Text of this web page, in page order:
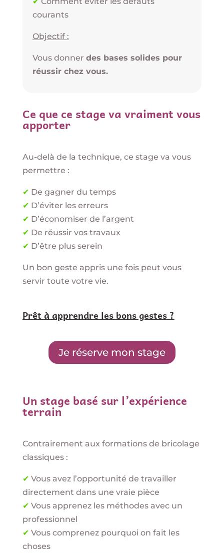
courants
Objectif :
Vous donner des bases solides pour
réussir chez vous.
Ce que ce stage va vraiment vous
apporter
Au-delà de la technique, ce stage va vous
permettre :
✔ De gagner du temps
✔ D’éviter les erreurs
✔ D’économiser de l’argent
✔ De réussir vos travaux
✔ D’être plus serein
Un bon geste appris une fois peut vous
servir toute votre vie.
Prêt à apprendre les bons gestes ?
Je réserve mon stage
Un stage basé sur l’expérience
terrain
Contrairement aux formations de bricolage
classiques :
✔ Vous avez l’opportunité de travailler
directement dans une vraie pièce
✔ Vous apprenez les méthodes avec un
professionnel
✔ Vous comprenez pourquoi on fait les
choses